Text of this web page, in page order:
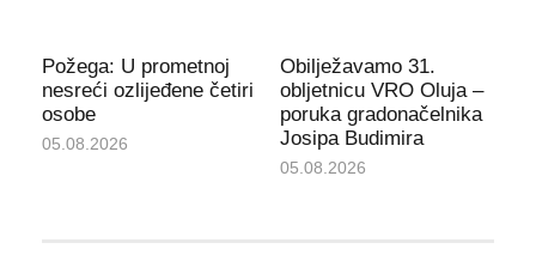
Požega: U prometnoj
nesreći ozlijeđene četiri
osobe
05.08.2026
Obilježavamo 31.
obljetnicu VRO Oluja –
poruka gradonačelnika
Josipa Budimira
05.08.2026